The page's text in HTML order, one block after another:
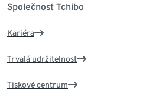
Společnost Tchibo
Kariéra
Trvalá udržitelnost
Tiskové centrum